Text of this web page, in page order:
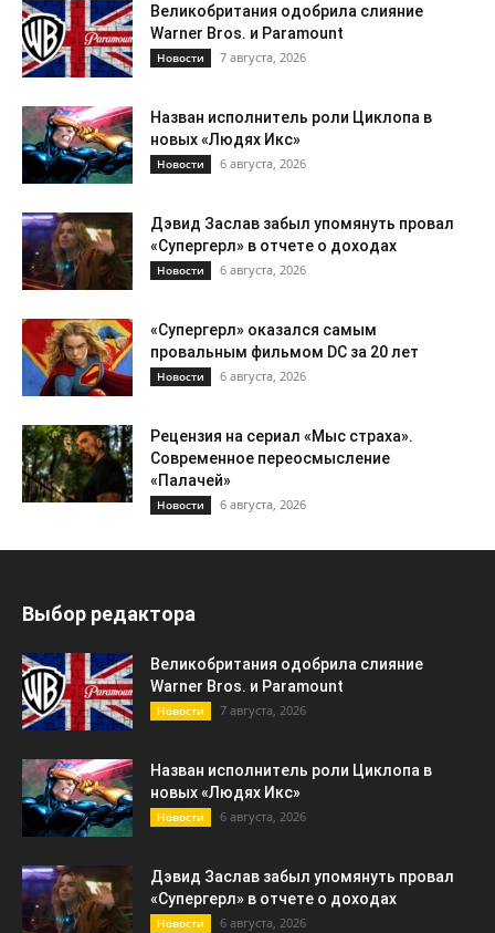
Великобритания одобрила слияние
Warner Bros. и Paramount
Новости 7 августа, 2026
Назван исполнитель роли Циклопа в
новых «Людях Икс»
Новости 6 августа, 2026
Дэвид Заслав забыл упомянуть провал
«Супергерл» в отчете о доходах
Новости 6 августа, 2026
«Супергерл» оказался самым
провальным фильмом DC за 20 лет
Новости 6 августа, 2026
Рецензия на сериал «Мыс страха».
Современное переосмысление
«Палачей»
Новости 6 августа, 2026
Выбор редактора
Великобритания одобрила слияние
Warner Bros. и Paramount
Новости 7 августа, 2026
Назван исполнитель роли Циклопа в
новых «Людях Икс»
Новости 6 августа, 2026
Дэвид Заслав забыл упомянуть провал
«Супергерл» в отчете о доходах
Новости 6 августа, 2026